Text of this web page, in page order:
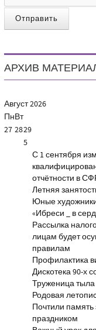
Отправить
АРХИВ
Август2026
ПнВт
27 2829
5
С 1 сентября
отчётности в
Летняя
Юные
«Ибреси _ в
Рассылка
лицам будет
правилам
Профилактика
Дискотека 90-х
Труженица
Родовая
Почтили
праздником